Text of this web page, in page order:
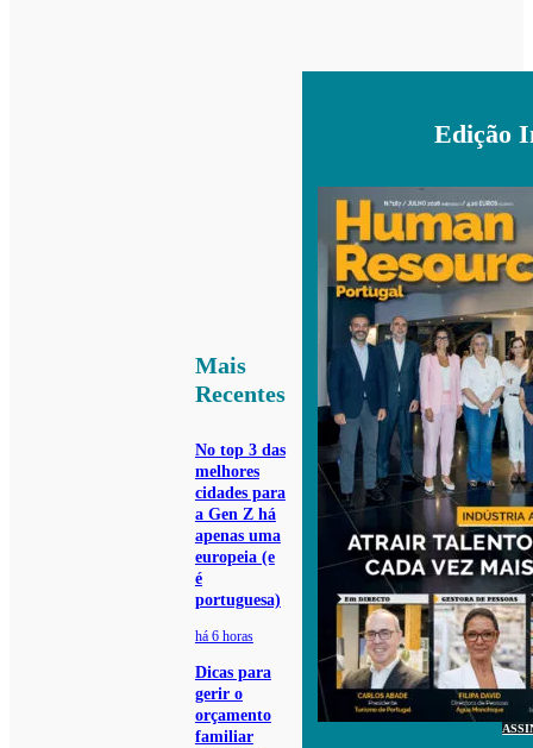
Mais
Recentes
No top 3 das
melhores
cidades para
a Gen Z há
apenas uma
europeia (e
é
portuguesa)
há 6 horas
Dicas para
gerir o
orçamento
familiar
Edição